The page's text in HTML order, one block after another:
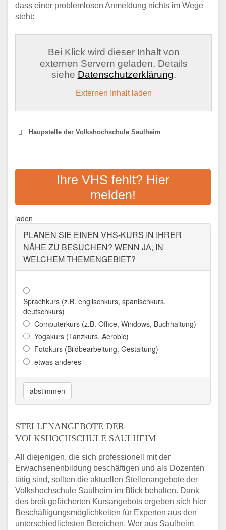
dass einer problemlosen Anmeldung nichts im Wege
steht:
Bei Klick wird dieser Inhalt von
externen Servern geladen. Details
siehe Datenschutzerklärung.
Externen Inhalt laden
Haupstelle der Volkshochschule Saulheim
KVHS ALZEY-WORMS
Adresse: Theodor-Heuss-Ring 2, 55232 Alzey
Ihre VHS fehlt? Hier
melden!
laden
PLANEN SIE EINEN VHS-KURS IN IHRER
NÄHE ZU BESUCHEN? WENN JA, IN
WELCHEM THEMENGEBIET?
Sprachkurs (z.B. englischkurs, spanischkurs,
deutschkurs)
Computerkurs (z.B. Office, Windows, Buchhaltung)
Yogakurs (Tanzkurs, Aerobic)
Fotokurs (Bildbearbeitung, Gestaltung)
etwas anderes
abstimmen
STELLENANGEBOTE DER
VOLKSHOCHSCHULE SAULHEIM
All diejenigen, die sich professionell mit der
Erwachsenenbildung beschäftigen und als Dozenten
tätig sind, sollten die aktuellen Stellenangebote der
Volkshochschule Saulheim im Blick behalten. Dank
des breit gefächerten Kursangebots ergeben sich hier
Beschäftigungsmöglichkeiten für Experten aus den
unterschiedlichsten Bereichen. Wer aus Saulheim